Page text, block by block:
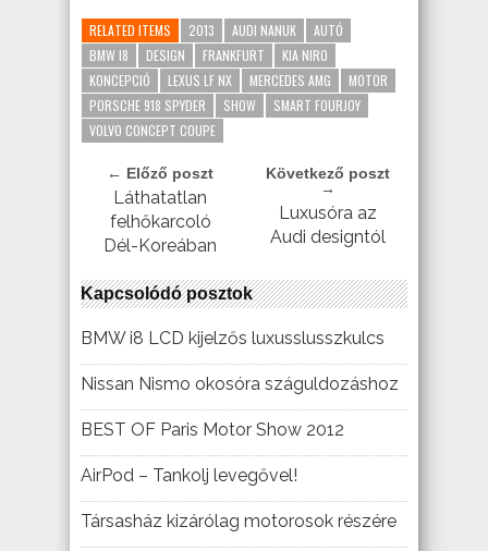
RELATED ITEMS 2013 AUDI NANUK
AUTÓ
BMW I8
DESIGN FRANKFURT
KIA NIRO
KONCEPCIÓ
LEXUS LF NX MERCEDES AMG
MOTOR
PORSCHE 918 SPYDER
SHOW
SMART FOURJOY
VOLVO CONCEPT COUPE
← Előző poszt
Láthatatlan
felhőkarcoló
Dél-Koreában
Következő poszt
→
Luxusóra az
Audi designtól
Kapcsolódó posztok
BMW i8 LCD kijelzős luxusslusszkulcs
Nissan Nismo okosóra száguldozáshoz
BEST OF Paris Motor Show 2012
AirPod – Tankolj levegővel!
Társasház kizárólag motorosok részére